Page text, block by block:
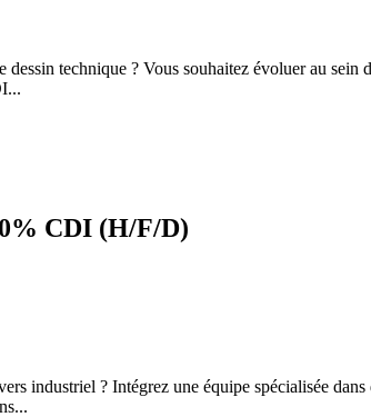
dessin technique ? Vous souhaitez évoluer au
CDI (H/F/D)
industriel ? Intégrez une équipe spécialisée